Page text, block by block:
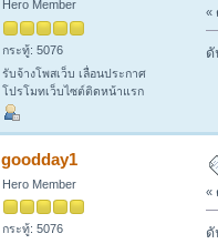
Hero Member
กระทู้: 5076
รับจ้างโพสเว็บ เลื่อนประกาศ
โปรโมทเว็บไซต์ติดหน้าแรก
«
ดั
goodday1
Hero Member
กระทู้: 5076
«
ดั